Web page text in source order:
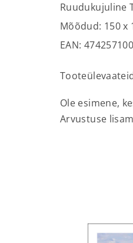
Ruudukujuline
Mõõdud: 150 х
EAN:
Ole esimene,
Arvustuse